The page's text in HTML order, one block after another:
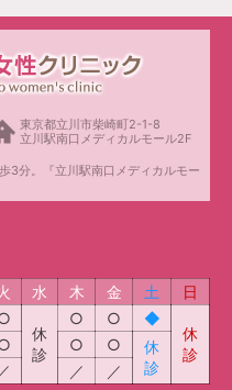
東京都立川市柴崎町2-1-8
立川駅南口メディカルモール2F
3分。『立川駅南口メディカルモー
水 木 金 土
日
休
診
○ ○
◆
休
診
○ ○
休
診
／ ／ ／